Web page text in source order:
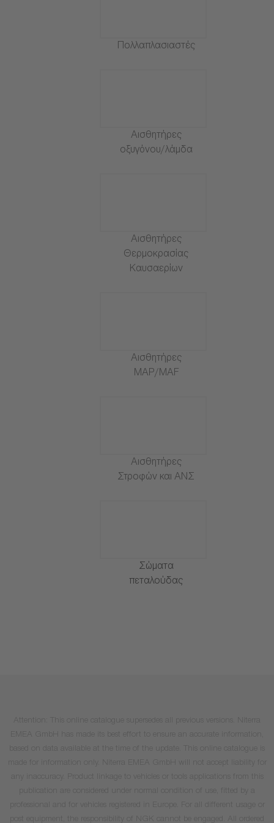
Πολλαπλασιαστές
Αισθητήρες
οξυγόνου/λάμδα
Αισθητήρες
Θερμοκρασίας
Καυσαερίων
Αισθητήρες
MAP/MAF
Αισθητήρες
Στροφών και ΑΝΣ
Σώματα
πεταλούδας